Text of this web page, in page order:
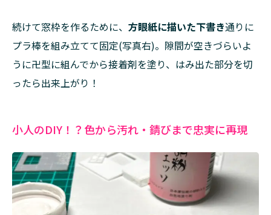
イタ
ーを
抽選
で1
名さ
まに
ト！
ゆ
う
す
け
続けて窓枠を作るために、 方眼紙に描いた下書き通りに
プラ棒を組み立てて固定(写真右)。隙間が空きづらいよ
うに卍型に組んでから接着剤を塗り、はみ出た部分を切
ったら出来上がり！
小人のDIY！？色から汚れ・錆びまで忠実に再現